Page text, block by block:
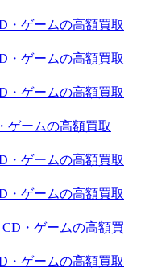
・ゲームの高額買取
・ゲームの高額買取
・ゲームの高額買取
ゲームの高額買取
・ゲームの高額買取
・ゲームの高額買取
・ゲームの高額買
・ゲームの高額買取